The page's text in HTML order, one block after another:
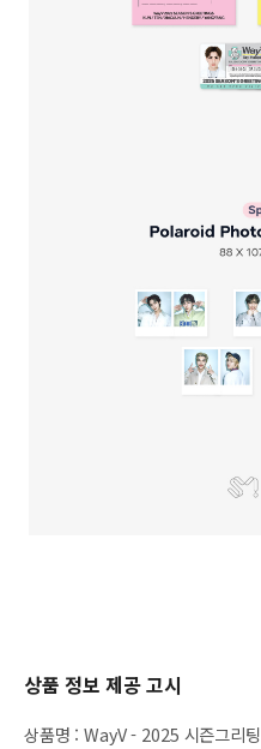
상품 정보 제공 고시
상품명 :WayV - 2025 시즌그리팅